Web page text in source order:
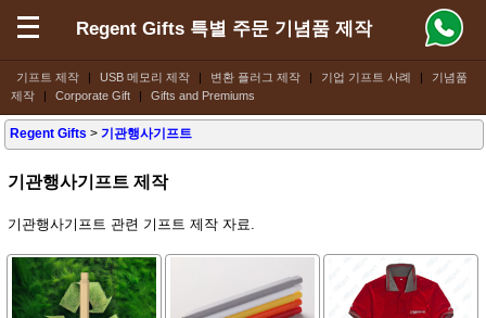
기프트 제작 | USB 메모리 제작 | 변환 플러그 제작 | 기업 기프트 사례 |
기념품
제작
| Corporate Gift | Gifts and Premiums
Regent Gifts 특별 주문 기념품 제작
Regent Gifts >기관행사기프트
기관행사기프트 제작
기관행사기프트 관련 기프트 제작 자료.